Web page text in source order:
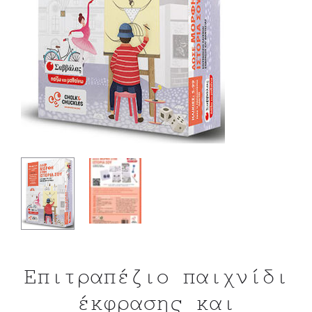
Επιτραπέζιο παιχνίδι
έκφρασης και